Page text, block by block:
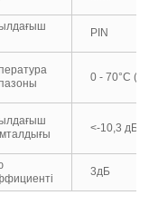
PIN
0 - 70°C
<-10,3 дБм
3дБ